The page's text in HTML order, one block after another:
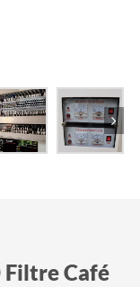
Filtre Café